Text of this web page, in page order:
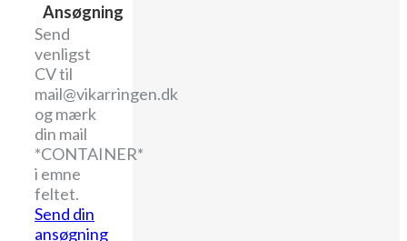
Ansøgning
Send
venligst
CV til
mail@vikarringen.dk
og mærk
din mail
*CONTAINER*
i emne
feltet.
Send din
ansøgning